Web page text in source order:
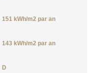
151 kWh/m2 par an
143 kWh/m2 par an
D